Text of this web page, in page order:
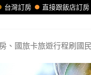
直接跟飯店訂房
台灣訂房
、國旅卡旅遊行程刷國